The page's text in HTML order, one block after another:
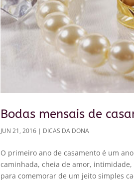
Bodas mensais de
JUN 21, 2016 | DICAS DA DONA
O primeiro ano de casamento é um
caminhada, cheia de amor,
para comemorar de um jeito simples